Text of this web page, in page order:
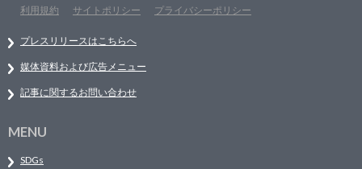
利用規約
サイトポリシー プライバシーポリシー
プレスリリースはこちらへ
媒体資料および広告メニュー
記事に関するお問い合わせ
MENU
SDGs